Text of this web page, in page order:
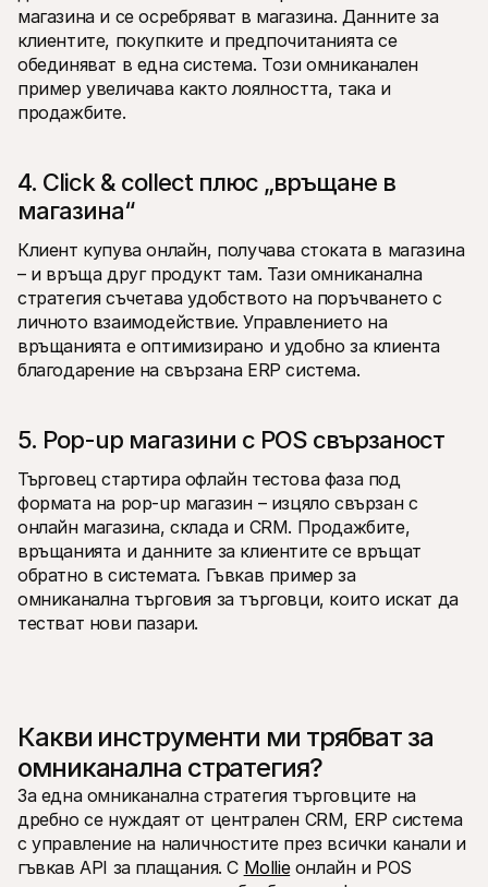
магазина и се осребряват в магазина. Данните за
клиентите, покупките и предпочитанията се
обединяват в една система. Този омниканален
пример увеличава както лоялността, така и
продажбите.
4. Click & collect плюс „връщане в
магазина“
Клиент купува онлайн, получава стоката в магазина
– и връща друг продукт там. Тази омниканална
стратегия съчетава удобството на поръчването с
личното взаимодействие. Управлението на
връщанията е оптимизирано и удобно за клиента
благодарение на свързана ERP система.
5. Pop-up магазини с POS свързаност
Търговец стартира офлайн тестова фаза под
формата на pop-up магазин – изцяло свързан с
онлайн магазина, склада и CRM. Продажбите,
връщанията и данните за клиентите се връщат
обратно в системата. Гъвкав пример за
омниканална търговия за търговци, които искат да
тестват нови пазари.
Какви инструменти ми трябват за
омниканална стратегия?
За една омниканална стратегия търговците на
дребно се нуждаят от централен CRM, ERP система
с управление на наличностите през всички канали и
гъвкав API за плащания. С Mollie онлайн и POS